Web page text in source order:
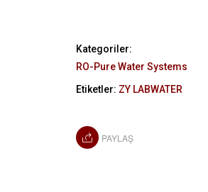
Kategoriler:
RO-Pure Water Systems
Etiketler: ZY LABWATER
PAYLAŞ